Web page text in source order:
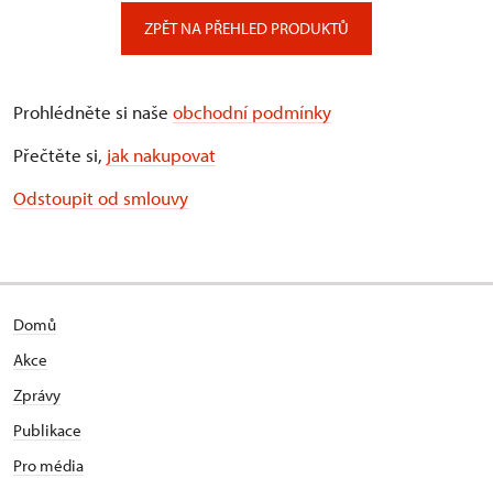
ZPĚT NA PŘEHLED PRODUKTŮ
Prohlédněte si naše obchodní podmínky
Přečtěte si, jak nakupovat
Odstoupit od smlouvy
Domů
Akce
Zprávy
Publikace
Pro média